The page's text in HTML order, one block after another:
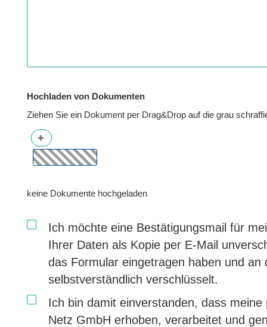
Hochladen von Dokumenten
Ziehen Sie ein Dokument per Drag&Drop auf die grau
keine Dokumente hochgeladen
Ich möchte eine Bestätigungsmail für
Ihrer Daten als Kopie per E-Mail
das Formular eingetragen haben und
selbstverständlich verschlüsselt.
Ich bin damit einverstanden, dass
Netz GmbH erhoben, verarbeitet und